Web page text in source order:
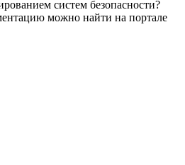
систем безопасности?
можно найти на портале